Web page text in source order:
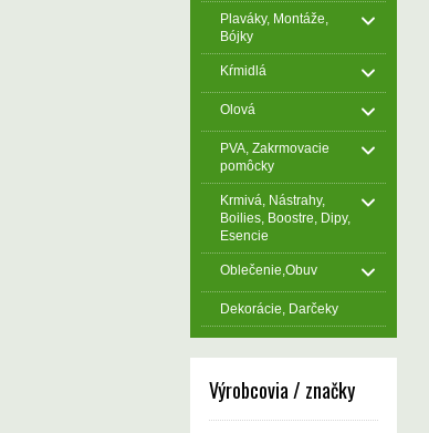
Plaváky, Montáže,
Bójky
Kŕmidlá
Olová
PVA, Zakrmovacie
pomôcky
Krmivá, Nástrahy,
Boilies, Boostre, Dipy,
Esencie
Oblečenie,Obuv
Dekorácie, Darčeky
Výrobcovia / značky